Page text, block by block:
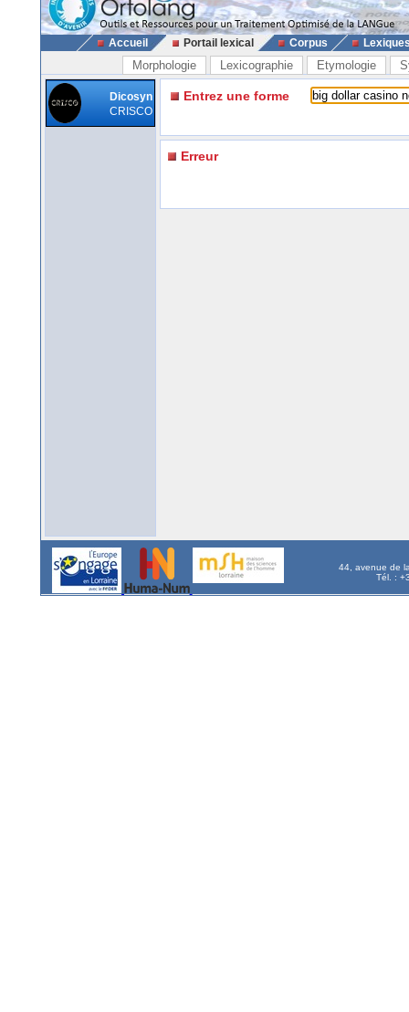
Accueil Portail lexical Corpus
Morphologie Lexicographie Etymologie
Dicosyn
CRISCO
Entrez une forme
Erreur
44, avenue de
Tél. :